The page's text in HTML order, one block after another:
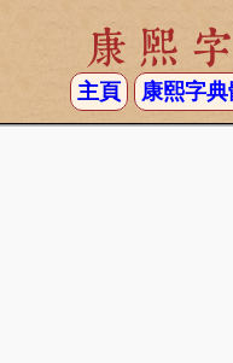
康熙
主頁 康熙字典